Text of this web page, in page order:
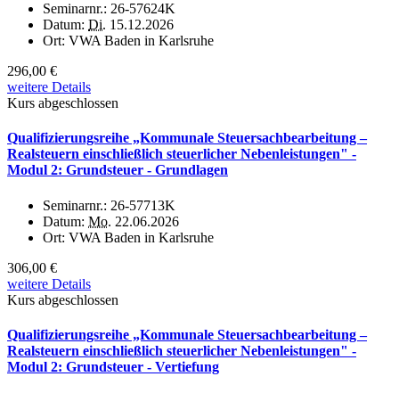
Seminarnr.: 26-57624K
Datum: Di. 15.12.2026
Ort: VWA Baden in Karlsruhe
296,00 €
weitere Details
Kurs abgeschlossen
Qualifizierungsreihe „Kommunale Steuersachbearbeitung –
Realsteuern einschließlich steuerlicher Nebenleistungen" -
Modul 2: Grundsteuer - Grundlagen
Seminarnr.: 26-57713K
Datum: Mo. 22.06.2026
Ort: VWA Baden in Karlsruhe
306,00 €
weitere Details
Kurs abgeschlossen
Qualifizierungsreihe „Kommunale Steuersachbearbeitung –
Realsteuern einschließlich steuerlicher Nebenleistungen" -
Modul 2: Grundsteuer - Vertiefung